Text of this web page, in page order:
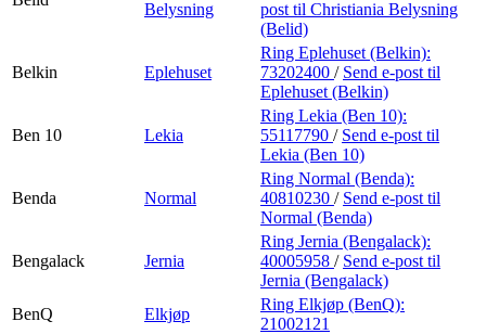
Belysning
post til Christiania Belysning
(Belid)
Belkin Eplehuset
Ring Eplehuset (Belkin):
73202400 / Send e-post til
Eplehuset (Belkin)
Ben 10 Lekia
Ring Lekia (Ben 10):
55117790 / Send e-post til
Lekia (Ben 10)
Benda Normal
Ring Normal (Benda):
40810230 / Send e-post til
Normal (Benda)
Bengalack Jernia
Ring Jernia (Bengalack):
40005958 / Send e-post til
Jernia (Bengalack)
BenQ
Elkjøp
Ring Elkjøp (BenQ):
21002121